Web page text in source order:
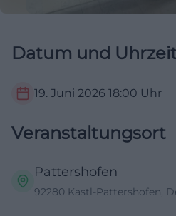
Datum und
19. Juni 2026 18:00 Uhr
Veranstaltungsort
Pattershofen
92280 Kastl-Pattershofen,